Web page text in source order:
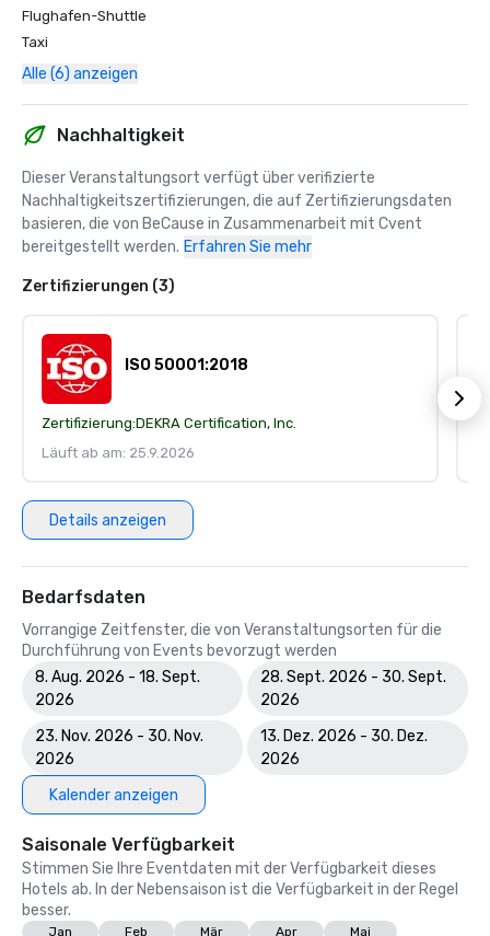
Flughafen-Shuttle
Taxi
Alle (6) anzeigen
Nachhaltigkeit
Dieser Veranstaltungsort verfügt über verifizierte
Nachhaltigkeitszertifizierungen, die auf Zertifizierungsdaten
basieren, die von BeCause in Zusammenarbeit mit Cvent
bereitgestellt werden. Erfahren Sie mehr
Zertifizierungen (3)
ISO 50001:2018
Zertifizierung:DEKRA Certification, Inc.
Läuft ab am: 25.9.2026
Details anzeigen
Bedarfsdaten
Vorrangige Zeitfenster, die von Veranstaltungsorten für die
Durchführung von Events bevorzugt werden
8. Aug. 2026 - 18. Sept.
2026
28. Sept. 2026 - 30. Sept.
2026
23. Nov. 2026 - 30. Nov.
2026
13. Dez. 2026 - 30. Dez.
2026
Kalender anzeigen
Saisonale Verfügbarkeit
Stimmen Sie Ihre Eventdaten mit der Verfügbarkeit dieses
Hotels ab. In der Nebensaison ist die Verfügbarkeit in der Regel
besser.
Jan Feb Mär Apr
Mai